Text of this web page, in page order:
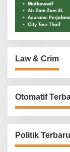
Law & Crim
Otomatif
Politik Terbaru